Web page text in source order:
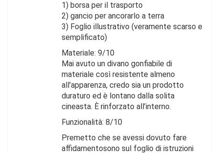
1) borsa per il trasporto
2) gancio per ancorarlo a terra
3) Foglio illustrativo (veramente scarso e
semplificato)
Materiale: 9/10
Mai avuto un divano gonfiabile di
materiale così resistente almeno
all’apparenza, credo sia un prodotto
duraturo ed è lontano dalla solita
cineasta. È rinforzato all’interno.
Funzionalità: 8/10
Premetto che se avessi dovuto fare
affidamentosono sul foglio di istruzioni